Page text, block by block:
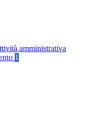
amministrativa
1